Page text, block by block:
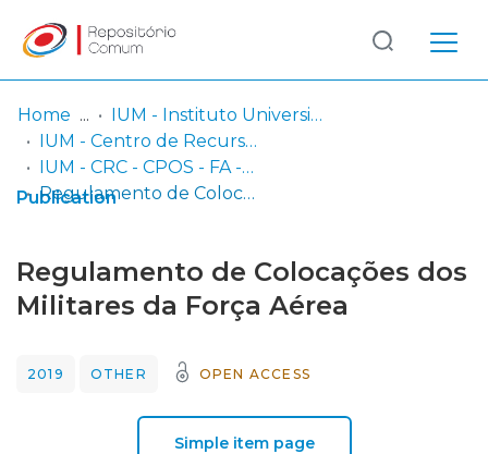
Communities
& Collections
Entities
Log
In
(current)
Home
IUM - Instituto Universitário Militar
IUM - Centro de Recursos de Conhecimento
IUM - CRC - CPOS - FA - Trabalhos de Investigação Individual
Regulamento de Colocações dos Militares da Força Aérea
Publication
Regulamento de Colocações dos
Militares da Força Aérea
2019 OTHER OPEN ACCESS
Simple item page